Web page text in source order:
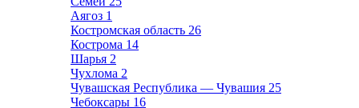
Аягоз 1
Костромская область 26
Кострома 14
Шарья 2
Чухлома 2
Чувашская Республика — Чувашия 25
Чебоксары 16